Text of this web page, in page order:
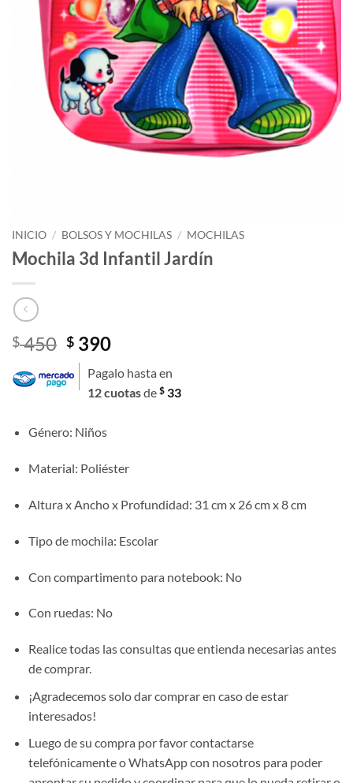
INICIO / BOLSOS Y MOCHILAS / MOCHILAS
Mochila 3d Infantil Jardín
$450 El
precio
original
era:
$ 390El
actual
es:
Pagalo hasta en
12 cuotasde $ 33
Género: Niños
Material: Poliéster
Altura x Ancho x Profundidad: 31 cm x 26 cm x 8 cm
Tipo de mochila: Escolar
Con compartimento para notebook: No
Con ruedas: No
Realice todas las consultas que entienda necesarias antes
de comprar.
¡Agradecemos solo dar comprar en caso de estar
interesados!
Luego de su compra por favor contactarse
telefónicamente o WhatsApp con nosotros para poder